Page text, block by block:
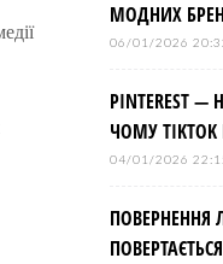
МОДНИХ
06/01/2026
PINTEREST
ЧОМУ
04/01/2026
ПОВЕРНЕННЯ